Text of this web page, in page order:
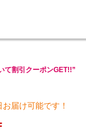
て割引クーポンGET!!”
お届け可能です！